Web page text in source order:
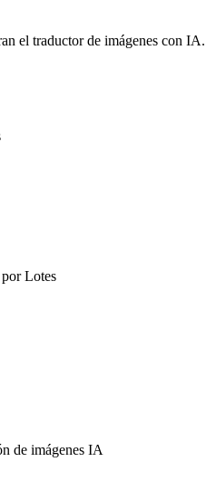
el traductor de imágenes con IA.
Lotes
de imágenes IA